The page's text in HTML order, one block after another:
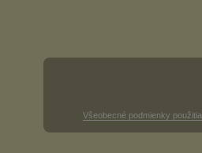
Všeobecné podmienky použitia